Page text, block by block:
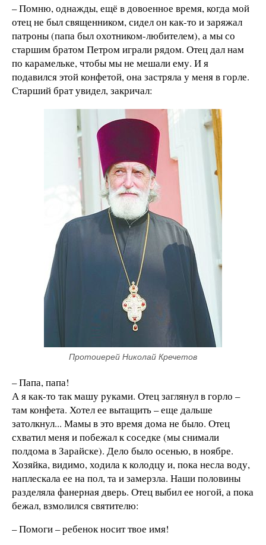
– Помню, однажды, ещё в довоенное время, когда мой
отец не был священником, сидел он как-то и заряжал
патроны (папа был охотником-любителем), а мы со
старшим братом Петром играли рядом. Отец дал нам
по карамельке, чтобы мы не мешали ему. И я
подавился этой конфетой, она застряла у меня в горле.
Старший брат увидел, закричал:
Протоиерей Николай Кречетов
– Папа, папа!
А я как-то так машу руками. Отец заглянул в горло –
там конфета. Хотел ее вытащить – еще дальше
затолкнул... Мамы в это время дома не было. Отец
схватил меня и побежал к соседке (мы снимали
полдома в Зарайске). Дело было осенью, в ноябре.
Хозяйка, видимо, ходила к колодцу и, пока несла воду,
наплескала ее на пол, та и замерзла. Наши половины
разделяла фанерная дверь. Отец выбил ее ногой, а пока
бежал, взмолился святителю:
– Помоги – ребенок носит твое имя!